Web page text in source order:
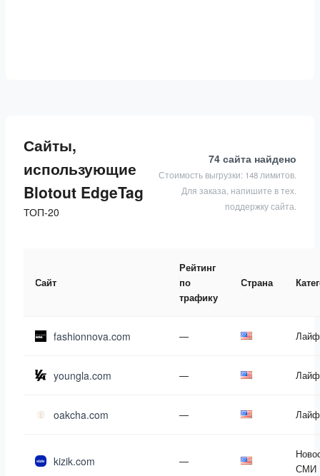
Сайты,
использующие
Blotout EdgeTag
ТОП-20
74 сайта найдено
Стоимость выгрузки: 148 лимитов.
Для заказа, напишите в тех.
поддержку сайта.
Сайт
Рейтинг
по
трафику
Страна
fashionnova.com —
youngla.com —
oakcha.com —
kizik.com —
СМИ